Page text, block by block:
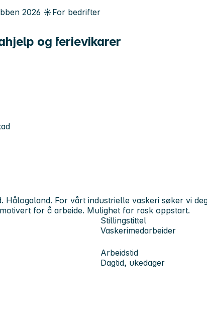
2026 ☀️For bedrifter
og ferievikarer
For vårt industrielle vaskeri søker vi
for å arbeide. Mulighet for rask oppstart.
Stillingstittel
Vaskerimedarbeider
Arbeidstid
Dagtid, ukedager